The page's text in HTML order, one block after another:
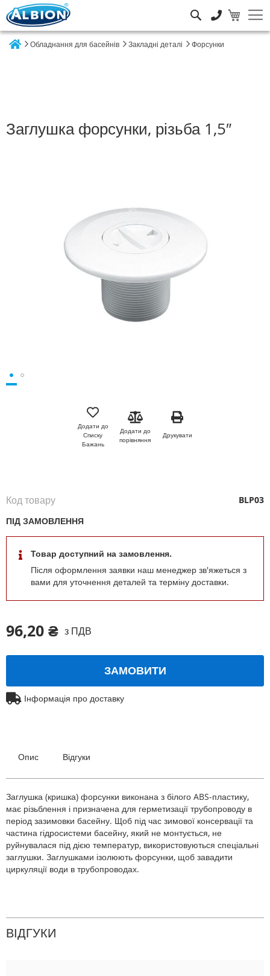
Обладнання для басейнів Закладні деталі Форсунки
Заглушка форсунки, різьба 1,5″
Додати до
Списку
Бажань
Додати до
порівняння
Друкувати
96,20 ₴ з ПДВ
ПІД ЗАМОВЛЕННЯ
Товар доступний на замовлення.
Після оформлення заявки наш менеджер зв'яжеться з
вами для уточнення деталей та терміну доставки.
Код товару BLP03
ЗАМОВИТИ
Інформація про доставку
Опис Відгуки
Заглушка (кришка) форсунки виконана з білого ABS-пластику,
має різьблення і призначена для герметизації трубопроводу в
період зазимовки басейну. Щоб під час зимової консервації та
частина гідросистеми басейну, який не монтується, не
руйнувалася під дією температур, використовуються спеціальні
заглушки. Заглушками ізолюють форсунки, щоб завадити
циркуляції води в трубопроводах.
ВІДГУКИ